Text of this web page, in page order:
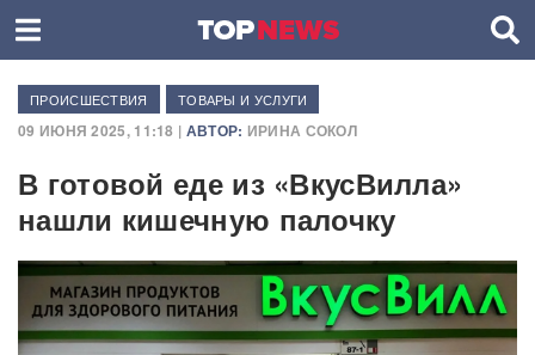
ПРОИСШЕСТВИЯ ТОВАРЫ И УСЛУГИ
09 ИЮНЯ 2025, 11:18 | АВТОР: ИРИНА СОКОЛ
В готовой еде из «ВкусВилла»
нашли кишечную палочку